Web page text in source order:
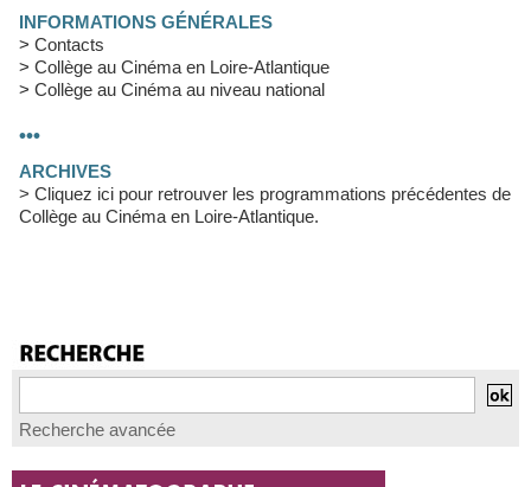
INFORMATIONS GÉNÉRALES
> Contacts
> Collège au Cinéma en Loire-Atlantique
> Collège au Cinéma au niveau national
•••
ARCHIVES
> Cliquez ici pour retrouver les programmations précédentes de
Collège au Cinéma en Loire-Atlantique.
Recherche avancée